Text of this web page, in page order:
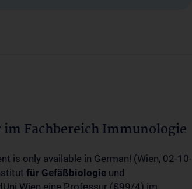
Fachbereich Immunologie
is only available in German! (Wien, 02-10-
für Gefäßbiologie und
Wien eine Professur (§99/4) im